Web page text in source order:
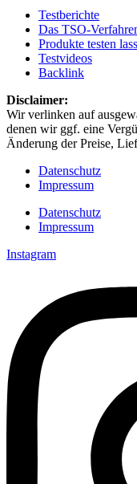
Testberichte
Das TSO-
Produkte testen
Testvideos
Backlink
Disclaimer: ​
Wir verlinken auf
denen wir ggf. eine
Änderung der Preise,
Datenschutz
Impressum
Datenschutz
Impressum
Instagram